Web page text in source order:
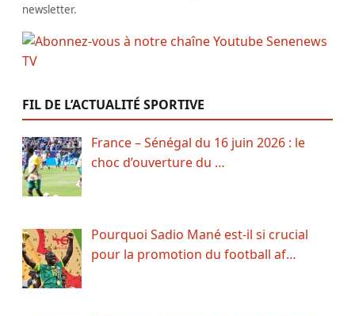
newsletter.
FIL DE L’ACTUALITÉ SPORTIVE
France – Sénégal du 16 juin 2026 : le
choc d’ouverture du …
Pourquoi Sadio Mané est-il si crucial
pour la promotion du football af…